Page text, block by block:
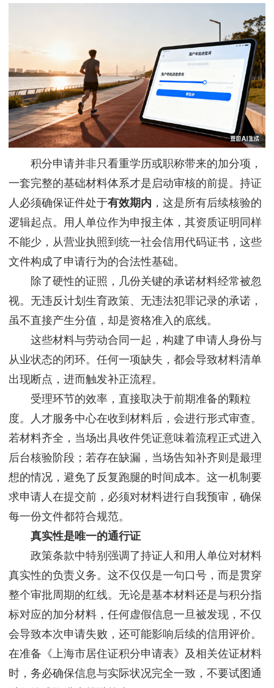
系
们
积分申请并非只看重学历或职称带来的加分项，
一套完整的基础材料体系才是启动审核的前提。持证
人必须确保证件处于有效期内 ，这是所有后续核验的
逻辑起点。用人单位作为申报主体，其资质证明同样
不能少，从营业执照到统一社会信用代码证书，这些
文件构成了申请行为的合法性基础。
除了硬性的证照，几份关键的承诺材料经常被忽
视。无违反计划生育政策、无违法犯罪记录的承诺，
虽不直接产生分值，却是资格准入的底线。
这些材料与劳动合同一起，构建了申请人身份与
从业状态的闭环。任何一项缺失，都会导致材料清单
出现断点，进而触发补正流程。
受理环节的效率，直接取决于前期准备的颗粒
度。人才服务中心在收到材料后，会进行形式审查。
若材料齐全，当场出具收件凭证意味着流程正式进入
后台核验阶段；若存在缺漏，当场告知补齐则是最理
想的情况，避免了反复跑腿的时间成本。这一机制要
求申请人在提交前，必须对材料进行自我预审，确保
每一份文件都符合规范。
真实性是唯一的通行证
政策条款中特别强调了持证人和用人单位对材料
真实性的负责义务。这不仅仅是一句口号，而是贯穿
整个审批周期的红线。无论是基本材料还是与积分指
标对应的加分材料，任何虚假信息一旦被发现，不仅
会导致本次申请失败，还可能影响后续的信用评价。
在准备《上海市居住证积分申请表》及相关佐证材料
时，务必确保信息与实际状况完全一致，不要试图通